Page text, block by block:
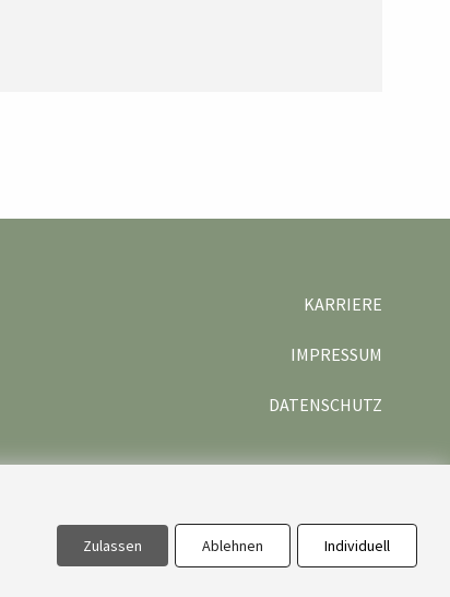
KARRIERE
IMPRESSUM
DATENSCHUTZ
Zulassen Ablehnen Individuell